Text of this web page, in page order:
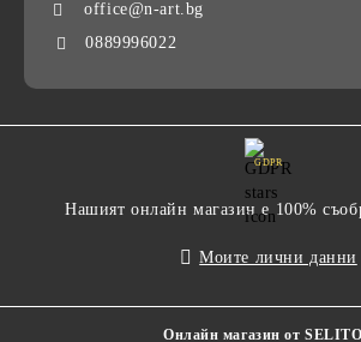
office@n-art.bg
0889996022
GDPR
Нашият онлайн магазин е 100%
Моите лични данни
Онлайн магазин от